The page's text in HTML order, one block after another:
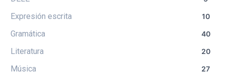
Expresión escrita 10
Gramática 40
Literatura 20
Música 27